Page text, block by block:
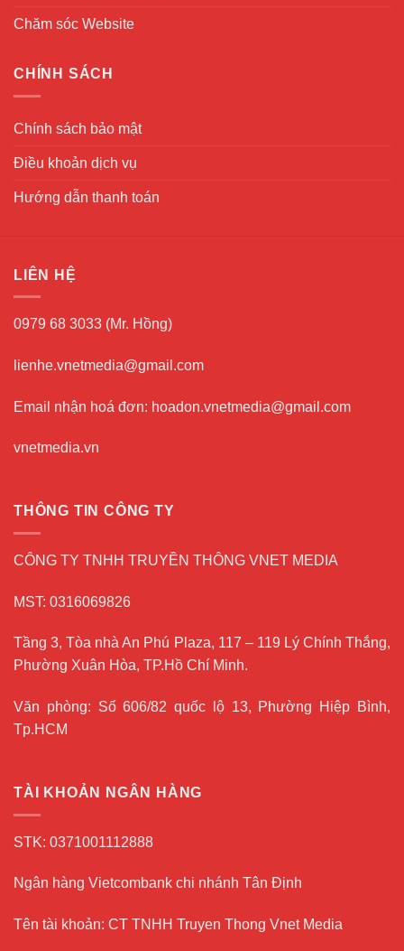
Chăm sóc Website
CHÍNH SÁCH
Chính sách bảo mật
Điều khoản dịch vụ
Hướng dẫn thanh toán
LIÊN HỆ
0979 68 3033 (Mr. Hồng)
lienhe.vnetmedia@gmail.com
Email nhận hoá đơn: hoadon.vnetmedia@gmail.com
vnetmedia.vn
THÔNG TIN CÔNG TY
CÔNG TY TNHH TRUYỀN THÔNG VNET MEDIA
MST: 0316069826
Tầng 3, Tòa nhà An Phú Plaza, 117 – 119 Lý Chính Thắng,
Phường Xuân Hòa, TP.Hồ Chí Minh.
Văn phòng: Số 606/82 quốc lộ 13, Phường Hiệp Bình,
Tp.HCM
TÀI KHOẢN NGÂN HÀNG
STK: 0371001112888
Ngân hàng Vietcombank chi nhánh Tân Định
Tên tài khoản: CT TNHH Truyen Thong Vnet Media